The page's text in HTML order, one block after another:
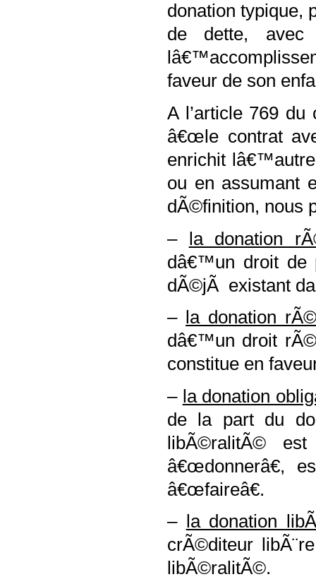
donation typique,
de dette,
faveur de son
A l’article 769 du
â€œle contrat
enrichit
ou en assumant
dÃ©finition, nous
– la donation
dâ€™un droit de
dÃ©jÃ existant
–
la donation
dâ€™un droit
constitue en
– la donation
de la part du
libÃ©ralitÃ©
â€œdonnerâ€,
â€œfaireâ€.
–
la donation
crÃ©diteur
libÃ©ralitÃ©.